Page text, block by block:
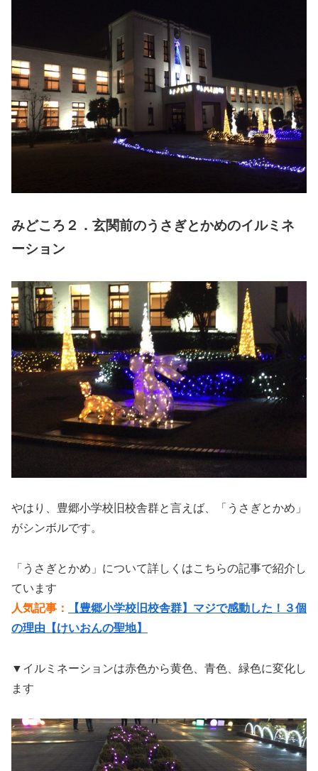
みどころ２．玄関前のうさぎとかめのイルミネ
ーション
やはり、豊郷小学校旧校舎群と言えば、「うさぎとかめ」
がシンボルです。
「うさぎとかめ」について詳しくはこちらの記事で紹介し
ています
人気記事：
【豊郷小学校旧校舎群】マジで感動した！３個
の理由【けいおんの聖地】
▼イルミネーションは赤色から黄色、青色、緑色に変化し
ます